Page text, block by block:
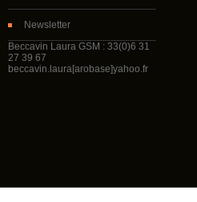
Newsletter
Beccavin Laura GSM : 33(0)6 31
27 39 67
beccavin.laura[arobase]yahoo.fr